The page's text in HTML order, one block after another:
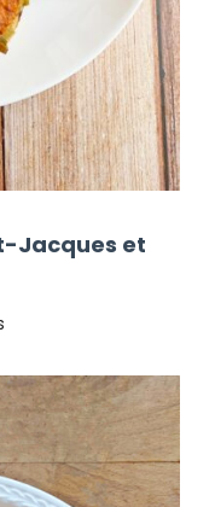
Jacques et